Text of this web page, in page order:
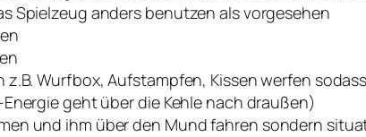
Spielzeug anders benutzen als vorgesehen
z.B. Wurfbox, Aufstampfen, Kissen werfen
geht über die Kehle nach draußen)
und ihm über den Mund fahren sondern